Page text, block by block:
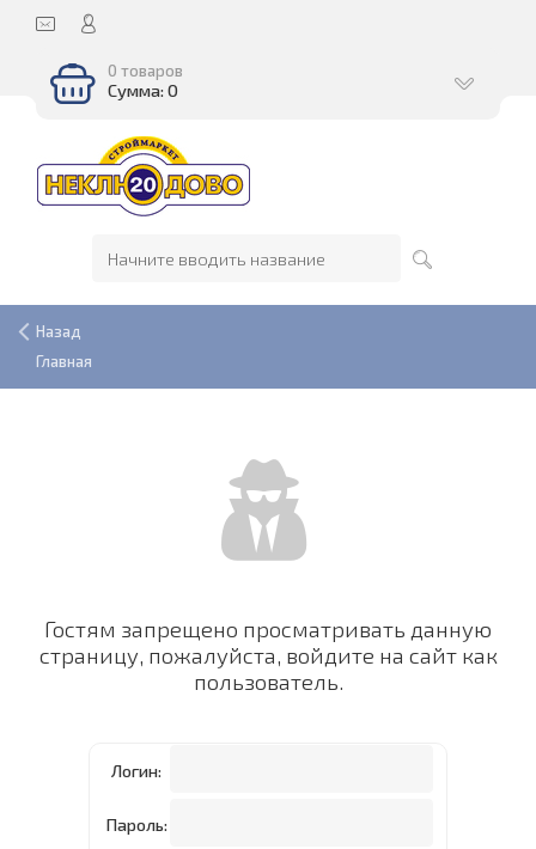
0 товаров
Сумма: 0
Назад
Главная
Гостям запрещено просматривать данную
страницу, пожалуйста, войдите на сайт как
пользователь.
Логин:
Пароль: